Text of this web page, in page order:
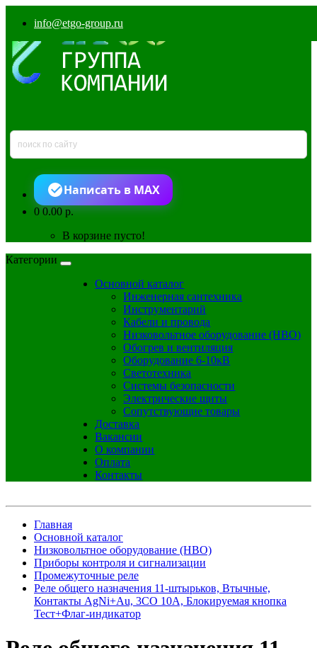
info@etgo-group.ru
Написать в MAX
00.00 р.
В корзине пусто!
Категории
Основной каталог
Инженерная сантехника
Инструментарий
Кабели и провода
Низковольтное оборудование (НВО)
Обогрев и вентиляция
Оборудование 6-10кВ
Светотехника
Системы безопасности
Электрические щиты
Сопутствующие товары
Доставка
Вакансии
О компании
Оплата
Контакты
Главная
Основной каталог
Низковольтное оборудование (НВО)
Приборы контроля и сигнализации
Промежуточные реле
Реле общего назначения 11-штырьков, Втычные,
Контакты AgNi+Au, 3CO 10A, Блокируемая кнопка
Тест+Флаг-индикатор